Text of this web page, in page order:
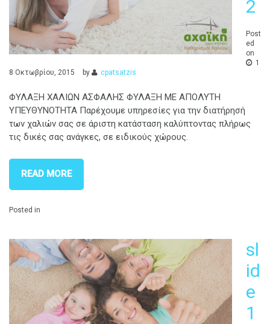
2
Post
ed
on
1
8 Οκτωβρίου, 2015
by cpatsatzis
ΦΥΛΑΞΗ ΧΑΛΙΩΝ ΑΣΦΑΛΗΣ ΦΥΛΑΞΗ ΜΕ ΑΠΟΛΥΤΗ
ΥΠΕΥΘΥΝΟΤΗΤΑ Παρέχουμε υπηρεσίες για την διατήρησή
των χαλιών σας σε άριστη κατάσταση καλύπτοντας πλήρως
τις δικές σας ανάγκες, σε ειδικούς χώρους.
READ MORE
Posted in
sl
id
e
1